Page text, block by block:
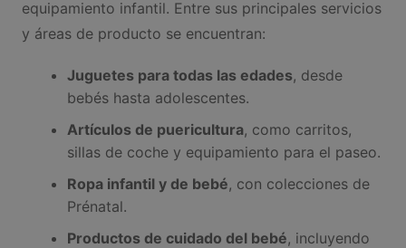
equipamiento infantil. Entre sus principales servicios
y áreas de producto se encuentran:
Juguetes para todas las edades, desde
bebés hasta adolescentes.
Artículos de puericultura, como carritos,
sillas de coche y equipamiento para el paseo.
Ropa infantil y de bebé, con colecciones de
Prénatal.
Productos de cuidado del bebé, incluyendo